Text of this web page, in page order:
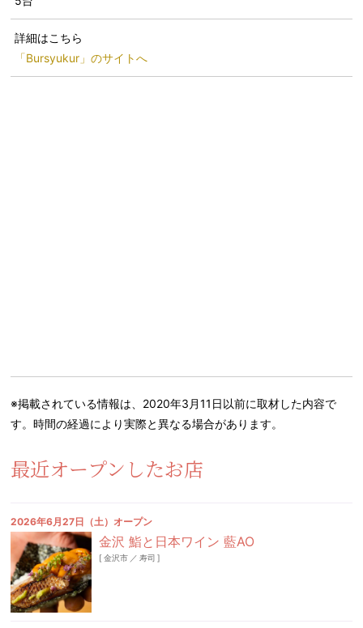
詳細はこちら
「Bursyukur」のサイトへ
※掲載されている情報は、2020年3月11日以前に取材した内容で
す。時間の経過により実際と異なる場合があります。
最近オープンしたお店
2026年6月27日（土）オープン
金沢 鮨と日本ワイン 藍AO
[金沢市 ／ 寿司 ]